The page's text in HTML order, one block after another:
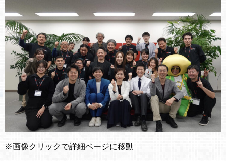
※画像クリックで詳細ページに移動